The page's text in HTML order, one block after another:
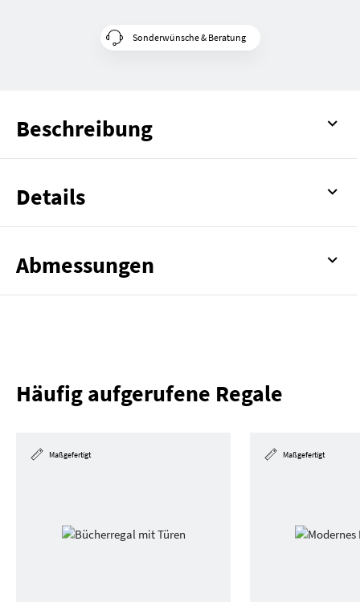
Sonderwünsche & Beratung
Beschreibung
Details
Abmessungen
Häufig aufgerufene Regale
Maßgefertigt Maßgefertigt